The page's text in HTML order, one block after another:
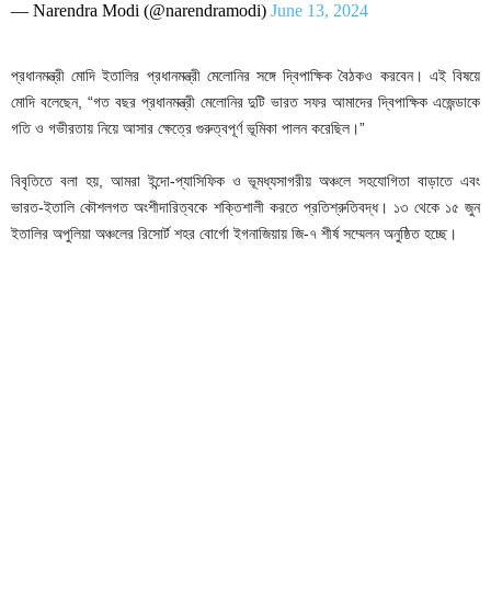
— Narendra Modi (@narendramodi) June 13, 2024
প্রধানমন্ত্রী মোদি ইতালির প্রধানমন্ত্রী মেলোনির সঙ্গে দ্বিপাক্ষিক বৈঠকও করবেন। এই বিষয়ে
মোদি বলেছেন, “গত বছর প্রধানমন্ত্রী মেলোনির দুটি ভারত সফর আমাদের দ্বিপাক্ষিক এজেন্ডাকে
গতি ও গভীরতায় নিয়ে আসার ক্ষেত্রে গুরুত্বপূর্ণ ভূমিকা পালন করেছিল।”
বিবৃতিতে বলা হয়, আমরা ইন্দো-প্যাসিফিক ও ভূমধ্যসাগরীয় অঞ্চলে সহযোগিতা বাড়াতে এবং
ভারত-ইতালি কৌশলগত অংশীদারিত্বকে শক্তিশালী করতে প্রতিশ্রুতিবদ্ধ। ১৩ থেকে ১৫ জুন
ইতালির অপুলিয়া অঞ্চলের রিসোর্ট শহর বোর্গো ইগনাজিয়ায় জি-৭ শীর্ষ সম্মেলন অনুষ্ঠিত হচ্ছে।